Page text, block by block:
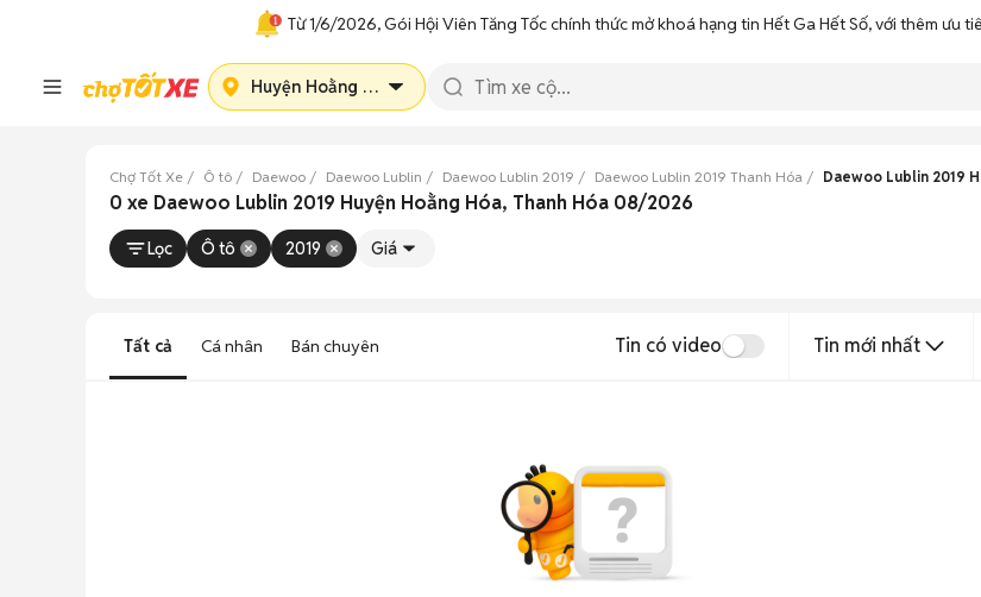
Từ 1/6/2026, Gói Hội Viên Tăng Tốc chính thức mở khoá hạng tin Hết Ga Hết Số, với thêm ưu
Huyện Hoằng Hóa
Chợ Tốt Xe Ô tô Daewoo Daewoo Lublin Daewoo Lublin 2019 Daewoo Lublin 2019 Thanh Hóa Daewoo Lublin 2019
0 xe Daewoo Lublin 2019 Huyện Hoằng Hóa, Thanh Hóa 08/2026
Lọc Ô tô 2019 Giá
Tất cả Cá nhân Bán chuyên Tin có video Tin mới nhất